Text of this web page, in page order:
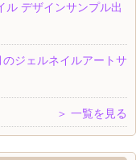
ル デザインサンプル出
のジェルネイルアートサ
＞ 一覧を見る